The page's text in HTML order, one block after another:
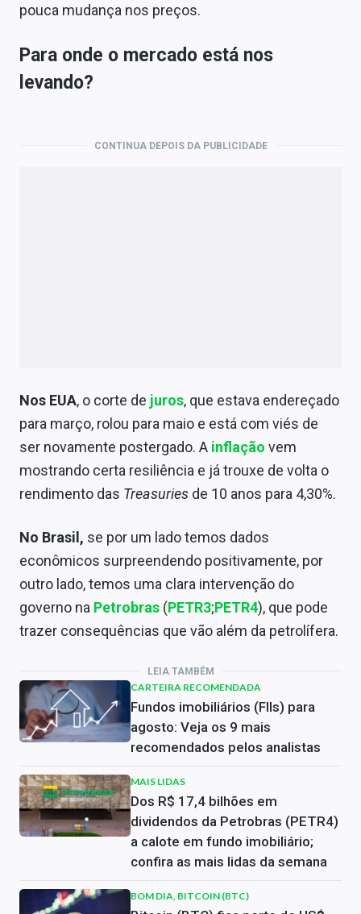
pouca mudança nos preços.
Para onde o mercado está nos
levando?
CONTINUA DEPOIS DA PUBLICIDADE
Nos EUA, o corte de juros, que estava endereçado
para março, rolou para maio e está com viés de
ser novamente postergado. A inflação vem
mostrando certa resiliência e já trouxe de volta o
rendimento das Treasuries de 10 anos para 4,30%.
No Brasil, se por um lado temos dados
econômicos surpreendendo positivamente, por
outro lado, temos uma clara intervenção do
governo na Petrobras (PETR3;PETR4), que pode
trazer consequências que vão além da petrolífera.
LEIA TAMBÉM
CARTEIRA RECOMENDADA
Fundos imobiliários (FIIs) para
agosto: Veja os 9 mais
recomendados pelos analistas
MAIS LIDAS
Dos R$ 17,4 bilhões em
dividendos da Petrobras (PETR4)
a calote em fundo imobiliário;
confira as mais lidas da semana
BOM DIA, BITCOIN (BTC)